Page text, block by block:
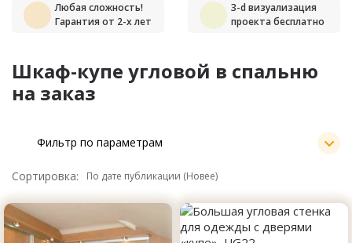
Любая сложность!
Гарантия от 2-х лет
3-d визуализация
проекта бесплатно
Шкаф-купе угловой в спальню
на заказ
Фильтр по параметрам
Сортировка: